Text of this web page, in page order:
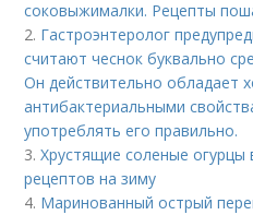
соковыжималки. Рецепты
2. Гастроэнтеролог
считают чеснок буквально
Он действительно обладает
антибактериальными
употреблять его правильно.
3.Хрустящие соленые огурцы
рецептов на зиму
4. Маринованный острый